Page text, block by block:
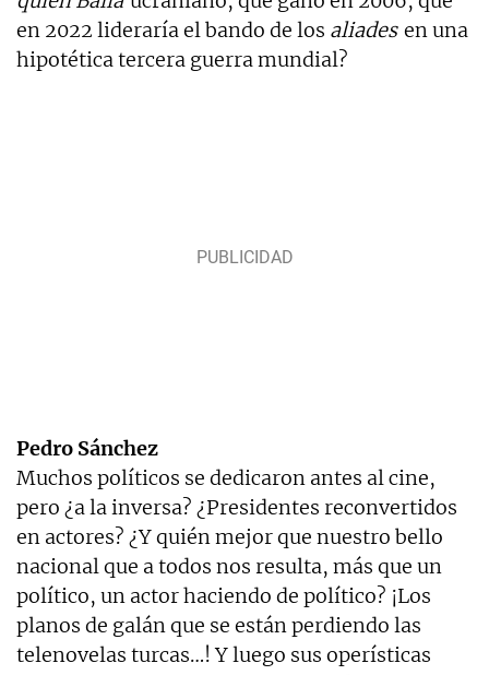
en 2022 lideraría el bando de los aliades en una
hipotética tercera guerra mundial?
Pedro Sánchez
Muchos políticos se dedicaron antes al cine,
pero ¿a la inversa? ¿Presidentes reconvertidos
en actores? ¿Y quién mejor que nuestro bello
nacional que a todos nos resulta, más que un
político, un actor haciendo de político? ¡Los
planos de galán que se están perdiendo las
telenovelas turcas…! Y luego sus operísticas